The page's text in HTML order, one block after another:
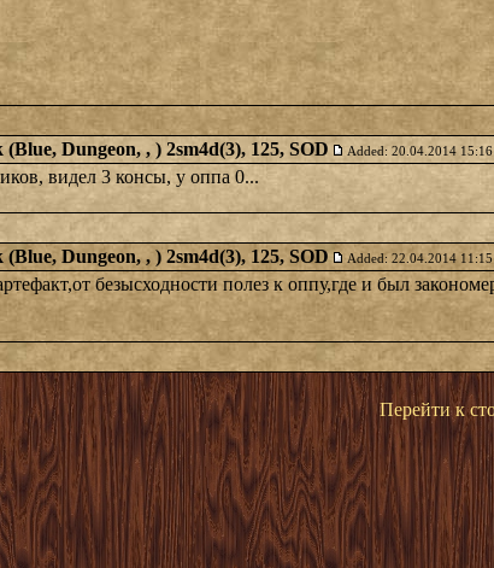
Dungeon, , ) 2sm4d(3), 125, SOD Added: 20.04.2014 15:16
видел 3 консы, у оппа 0...
Dungeon, , ) 2sm4d(3), 125, SOD Added: 22.04.2014 11:15
безысходности полез к оппу,где и был
Перейти к